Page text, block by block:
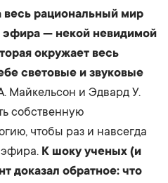
весь рациональный мир
эфира — некой невидимой
окружает весь
световые и звуковые
Майкельсон и Эдвард У.
собственную
чтобы раз и навсегда
эфира. К шоку ученых (и
доказал обратное: что